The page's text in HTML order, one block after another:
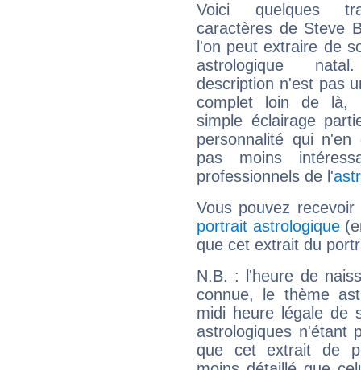
Voici quelques
caractères de Steve
l'on peut extraire de
astrologique
description n'est pas
complet loin de là,
simple éclairage
personnalité qui n'en
pas moins
professionnels de l'
Vous pouvez
portrait astrologique
que cet extrait du
N.B. : l'heure de
connue, le thème
midi heure légale de
astrologiques n'étant
que cet extrait de